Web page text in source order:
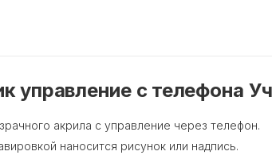
управление с телефона
акрила с управление через телефон.
наносится рисунок или надпись.